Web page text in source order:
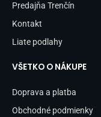
Predajňa Trenčín
Kontakt
Liate podlahy
VŠETKO O NÁKUPE
Doprava a platba
Obchodné podmienky